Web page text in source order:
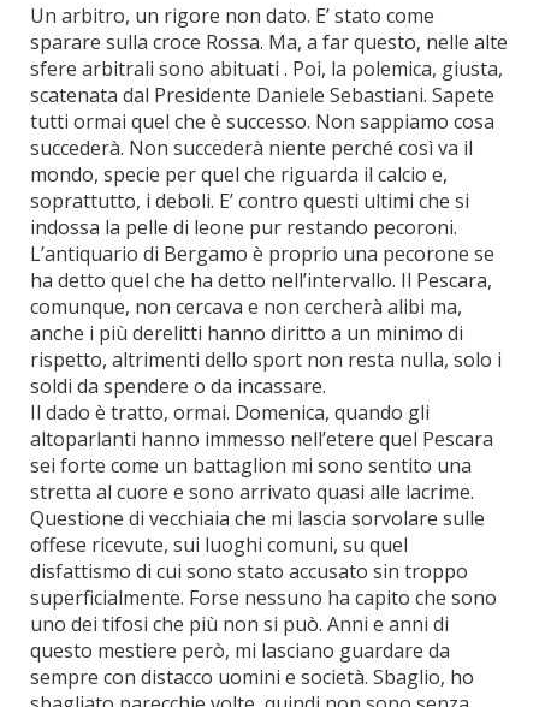
Un arbitro, un rigore non dato. E’ stato come
sparare sulla croce Rossa. Ma, a far questo, nelle alte
sfere arbitrali sono abituati . Poi, la polemica, giusta,
scatenata dal Presidente Daniele Sebastiani. Sapete
tutti ormai quel che è successo. Non sappiamo cosa
succederà. Non succederà niente perché così va il
mondo, specie per quel che riguarda il calcio e,
soprattutto, i deboli. E’ contro questi ultimi che si
indossa la pelle di leone pur restando pecoroni.
L’antiquario di Bergamo è proprio una pecorone se
ha detto quel che ha detto nell’intervallo. Il Pescara,
comunque, non cercava e non cercherà alibi ma,
anche i più derelitti hanno diritto a un minimo di
rispetto, altrimenti dello sport non resta nulla, solo i
soldi da spendere o da incassare.
Il dado è tratto, ormai. Domenica, quando gli
altoparlanti hanno immesso nell’etere quel Pescara
sei forte come un battaglion mi sono sentito una
stretta al cuore e sono arrivato quasi alle lacrime.
Questione di vecchiaia che mi lascia sorvolare sulle
offese ricevute, sui luoghi comuni, su quel
disfattismo di cui sono stato accusato sin troppo
superficialmente. Forse nessuno ha capito che sono
uno dei tifosi che più non si può. Anni e anni di
questo mestiere però, mi lasciano guardare da
sempre con distacco uomini e società. Sbaglio, ho